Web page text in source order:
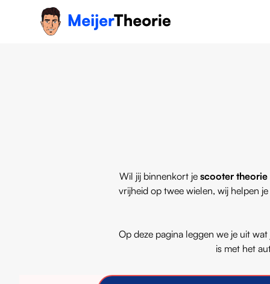
Wil jij binnenkort je scooter theorie
vrijheid op twee wielen, wij helpen
Op deze pagina leggen we je uit
is met het